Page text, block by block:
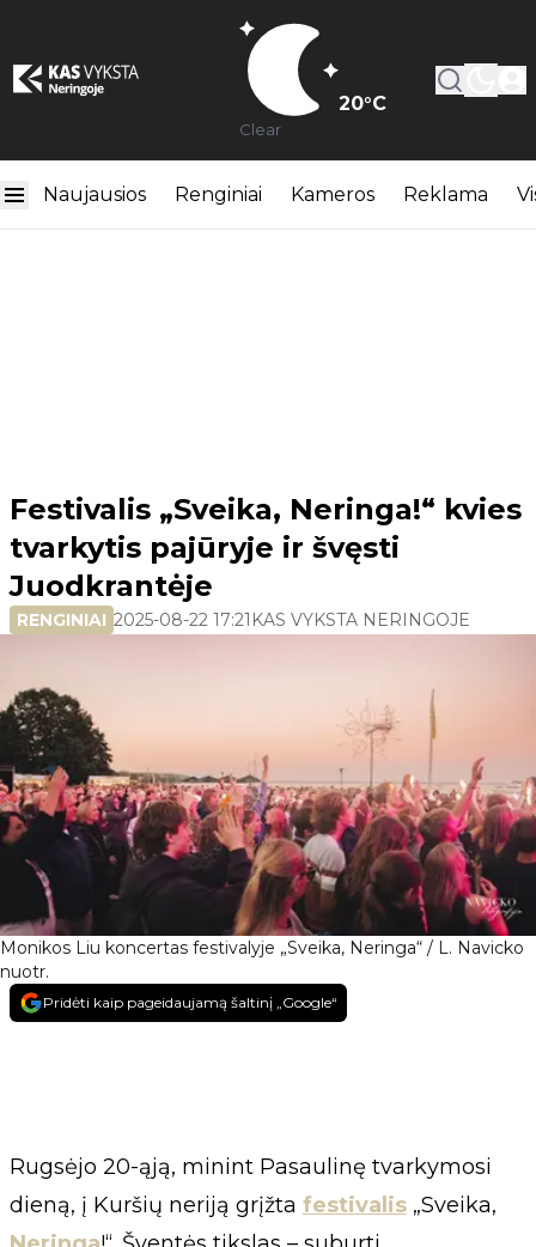
20°C
Clear
Naujausios Renginiai Kameros Reklama
Monikos Liu koncertas festivalyje „Sveika, Neringa“ / L. Navicko
nuotr.
Festivalis „Sveika, Neringa!“ kvies
tvarkytis pajūryje ir švęsti
Juodkrantėje
RENGINIAI 2025-08-22 17:21 KAS VYKSTA NERINGOJE
Pridėti kaip pageidaujamą šaltinį „Google“
Rugsėjo 20-ąją, minint Pasaulinę tvarkymosi
dieną, į Kuršių neriją grįžta festivalis „Sveika,